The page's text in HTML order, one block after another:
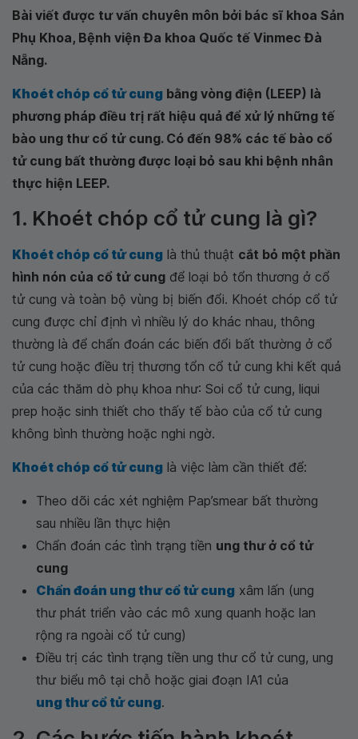
Bài viết được tư vấn chuyên môn bởi bác sĩ khoa Sản
Phụ Khoa, Bệnh viện Đa khoa Quốc tế Vinmec Đà
Nẵng.
Khoét chóp cổ tử cung bằng vòng điện (LEEP) là
phương pháp điều trị rất hiệu quả để xử lý những tế
bào ung thư cổ tử cung. Có đến 98% các tế bào cổ
tử cung bất thường được loại bỏ sau khi bệnh nhân
thực hiện LEEP.
1. Khoét chóp cổ tử cung là gì?
Khoét chóp cổ tử cung là thủ thuật cắt bỏ một phần
hình nón của cổ tử cung để loại bỏ tổn thương ở cổ
tử cung và toàn bộ vùng bị biến đổi. Khoét chóp cổ tử
cung được chỉ định vì nhiều lý do khác nhau, thông
thường là để chẩn đoán các biến đổi bất thường ở cổ
tử cung hoặc điều trị thương tổn cổ tử cung khi kết quả
của các thăm dò phụ khoa như: Soi cổ tử cung, liqui
prep hoặc sinh thiết cho thấy tế bào của cổ tử cung
không bình thường hoặc nghi ngờ.
Khoét chóp cổ tử cung là việc làm cần thiết để:
Theo dõi các xét nghiệm Pap’smear bất thường
sau nhiều lần thực hiện
Chẩn đoán các tình trạng tiền ung thư ở cổ tử
cung
Chẩn đoán ung thư cổ tử cung xâm lấn (ung
thư phát triển vào các mô xung quanh hoặc lan
rộng ra ngoài cổ tử cung)
Điều trị các tình trạng tiền ung thư cổ tử cung, ung
thư biểu mô tại chỗ hoặc giai đoạn IA1 của
ung thư cổ tử cung.